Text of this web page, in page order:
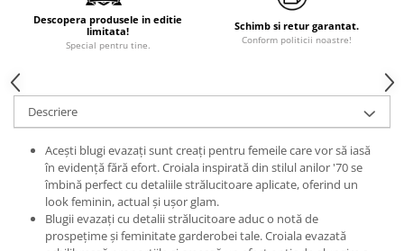
Descopera produsele in editie
limitata!
Special pentru tine.
Schimb si retur garantat.
Conform politicii noastre!
Descriere
Acești blugi evazați sunt creați pentru femeile care vor să iasă
în evidență fără efort. Croiala inspirată din stilul anilor '70 se
îmbină perfect cu detaliile strălucitoare aplicate, oferind un
look feminin, actual și ușor glam.
Blugii evazați cu detalii strălucitoare aduc o notă de
prospețime și feminitate garderobei tale. Croiala evazată